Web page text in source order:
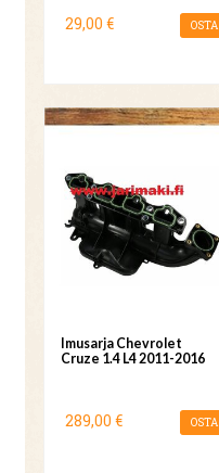
29,00 € OSTA
Imusarja Chevrolet
Cruze 1.4 L4 2011-2016
289,00 € OSTA